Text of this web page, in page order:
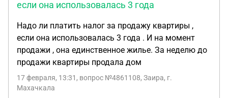
если она использовалась 3 года
Надо ли платить налог за продажу квартиры ,
если она использовалась 3 года . И на момент
продажи , она единственное жилье. За неделю до
продажи квартиры продала дом
17 февраля, 13:31 , вопрос №4861108, Заира, г.
Махачкала